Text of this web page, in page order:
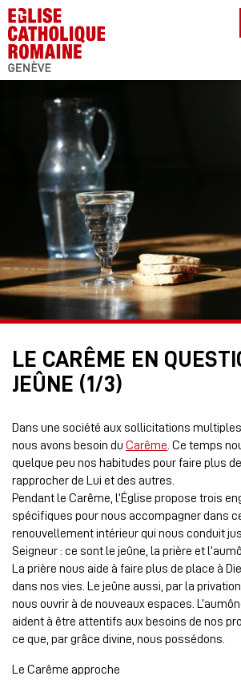
LE CARÊME EN
JEÛNE (1/3)
Dans une société aux sollicitations
nous avons besoin du Carême. Ce temps
quelque peu nos habitudes pour faire plus
rapprocher de Lui et des autres.
Pendant le Carême, l’Église propose trois
spécifiques pour nous accompagner dans
renouvellement intérieur qui nous conduit
Seigneur : ce sont le jeûne, la prière et
La prière nous aide à faire plus de place à
dans nos vies. Le jeûne aussi, par la
nous ouvrir à de nouveaux espaces.
aident à être attentifs aux besoins de nos
ce que, par grâce divine, nous possédons.
Le Carême approche